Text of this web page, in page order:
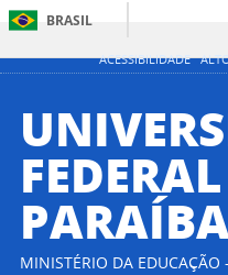
ACESSIBILIDADE
BRASIL
MINISTÉRIO DA EDUCAÇÃO